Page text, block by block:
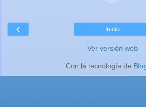
‹ Inicio
Ver versión web
Con la tecnología de